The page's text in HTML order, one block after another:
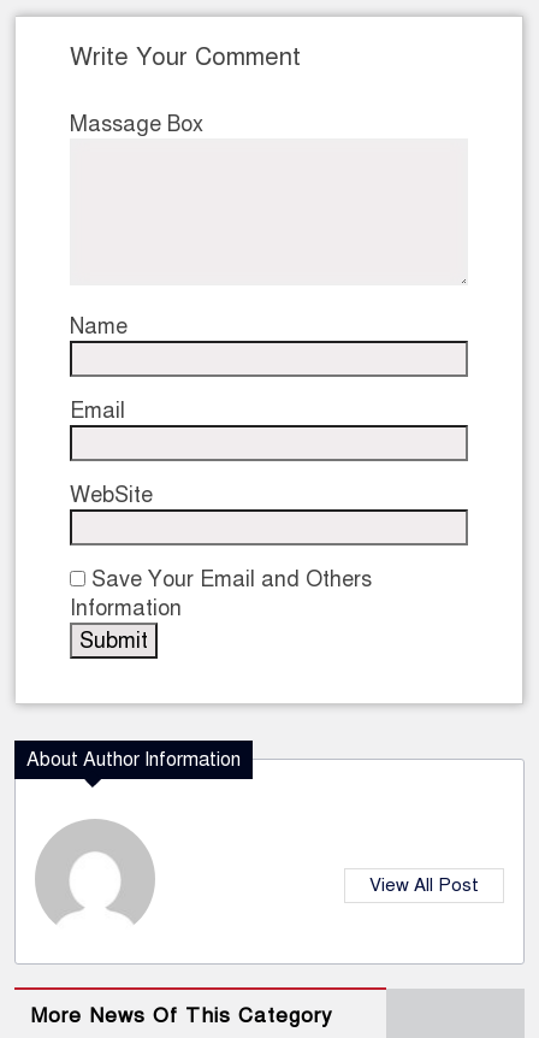
Write Your Comment
Massage Box
Name
Email
WebSite
Save Your Email and Others
Information
About Author Information
View All Post
More News Of This Category